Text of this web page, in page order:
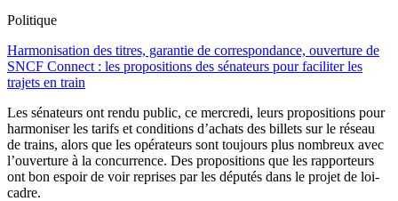
Politique
Harmonisation des titres, garantie de correspondance, ouverture de
SNCF Connect : les propositions des sénateurs pour faciliter les
trajets en train
Les sénateurs ont rendu public, ce mercredi, leurs propositions pour
harmoniser les tarifs et conditions d’achats des billets sur le réseau
de trains, alors que les opérateurs sont toujours plus nombreux avec
l’ouverture à la concurrence. Des propositions que les rapporteurs
ont bon espoir de voir reprises par les députés dans le projet de loi-
cadre.